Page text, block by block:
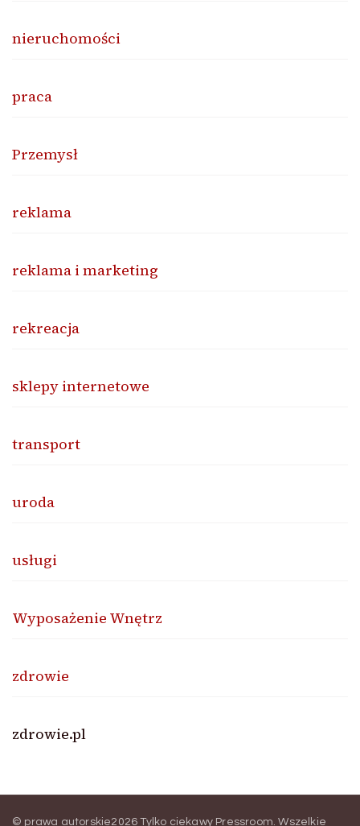
nieruchomości
praca
Przemysł
reklama
reklama i marketing
rekreacja
sklepy internetowe
transport
uroda
usługi
Wyposażenie Wnętrz
zdrowie
zdrowie.pl
© prawa autorskie2026Tylko ciekawy Pressroom . Wszelkie